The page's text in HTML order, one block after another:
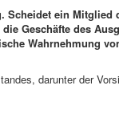
ein
Geschäfte des
Wahrnehmung
darunter der